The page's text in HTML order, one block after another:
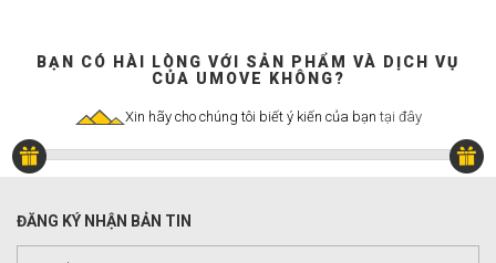
BẠN CÓ HÀI LÒNG VỚI SẢN PHẨM VÀ DỊCH VỤ
CỦA UMOVE KHÔNG?
Xin hãy cho chúng tôi biết ý kiến của bạn tại đây
ĐĂNG KÝ NHẬN BẢN TIN